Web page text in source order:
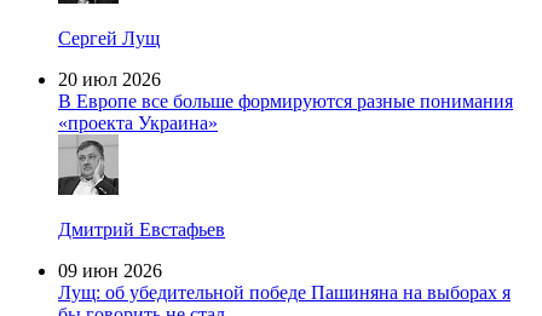
Сергей Лущ
20 июл 2026
В Европе все больше формируются разные понимания
«проекта Украина»
Дмитрий Евстафьев
09 июн 2026
Лущ: об убедительной победе Пашиняна на выборах я